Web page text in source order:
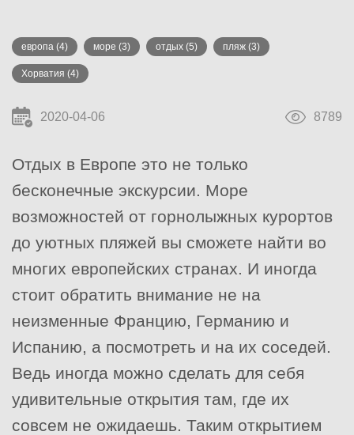
европа (4) море (3) отдых (5) пляж (3)
Хорватия (4)
2020-04-06 8789
Отдых в Европе это не только
бесконечные экскурсии. Море
возможностей от горнолыжных курортов
до уютных пляжей вы сможете найти во
многих европейских странах. И иногда
стоит обратить внимание не на
неизменные Францию, Германию и
Испанию, а посмотреть и на их соседей.
Ведь иногда можно сделать для себя
удивительные открытия там, где их
совсем не ожидаешь. Таким открытием